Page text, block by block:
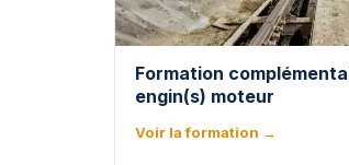
Formation
engin(s) moteur
Voir la formation →